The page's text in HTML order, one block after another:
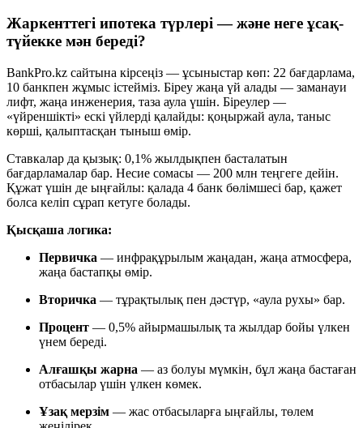
Жаркенттегі ипотека түрлері — және неге ұсақ-
түйекке мән береді?
BankPro.kz сайтына кірсеңіз — ұсыныстар көп: 22 бағдарлама,
10 банкпен жұмыс істейміз. Біреу жаңа үй алады — заманауи
лифт, жаңа инженерия, таза аула үшін. Біреулер —
«үйреншікті» ескі үйлерді қалайды: қоңыржай аула, таныс
көрші, қалыптасқан тыныш өмір.
Ставкалар да қызық: 0,1% жылдықпен басталатын
бағдарламалар бар. Несие сомасы — 200 млн теңгеге дейін.
Құжат үшін де ыңғайлы: қалада 4 банк бөлімшесі бар, қажет
болса келіп сұрап кетуге болады.
Қысқаша логика:
Первичка — инфрақұрылым жаңадан, жаңа атмосфера,
жаңа бастапқы өмір.
Вторичка — тұрақтылық пен дәстүр, «аула рухы» бар.
Процент — 0,5% айырмашылық та жылдар бойы үлкен
үнем береді.
Алғашқы жарна — аз болуы мүмкін, бұл жаңа бастаған
отбасылар үшін үлкен көмек.
Ұзақ мерзім — жас отбасыларға ыңғайлы, төлем